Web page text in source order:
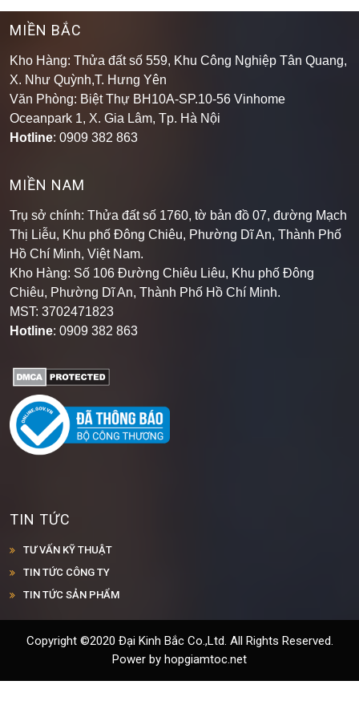
MIỀN BẮC
Kho Hàng: Thửa đất số 559, Khu Công Nghiệp Tân Quang,
X. Như Quỳnh,T. Hưng Yên
Văn Phòng: Biệt Thự BH10A-SP.10-56 Vinhome
Oceanpark 1, X. Gia Lâm, Tp. Hà Nội
Hotline: 0909 382 863
Trụ sở chính: Thửa đất số 1760, tờ bản đồ 07, đường Mạch
Thị Liễu, Khu phố Đông Chiêu, Phường Dĩ An, Thành Phố
Hồ Chí Minh, Việt Nam.
Kho Hàng: Số 106 Đường Chiêu Liêu, Khu phố Đông
Chiêu, Phường Dĩ An, Thành Phố Hồ Chí Minh.
MST: 3702471823
Hotline: 0909 382 863
TƯ VẤN KỸ THUẬT
TIN TỨC CÔNG TY
TIN TỨC SẢN PHẨM
Copyright ©2020 Đại Kinh Bắc Co.,Ltd. All Rights Reserved.
Power by hopgiamtoc.net